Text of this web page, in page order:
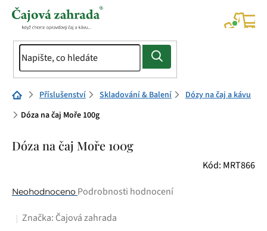
Přejít
Domů Příslušenství Skladování & Balení
Dózy na čaj a kávu
Dóza na čaj Moře 100g
Dóza na čaj Moře 100g
Kód: MRT866
Průměrné
produktu
Neohodnoceno Podrobnosti hodnocení
Značka: Čajová zahrada